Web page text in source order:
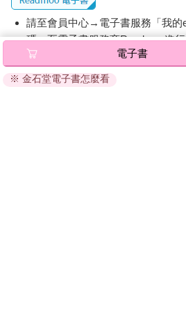
請至會員中心→電子書服務「我的
碼』至電子書服務商Readmoo進
退換貨須知：
因版權保護，您在金石堂所購買的
電子書
※ 金石堂電子書怎麼看